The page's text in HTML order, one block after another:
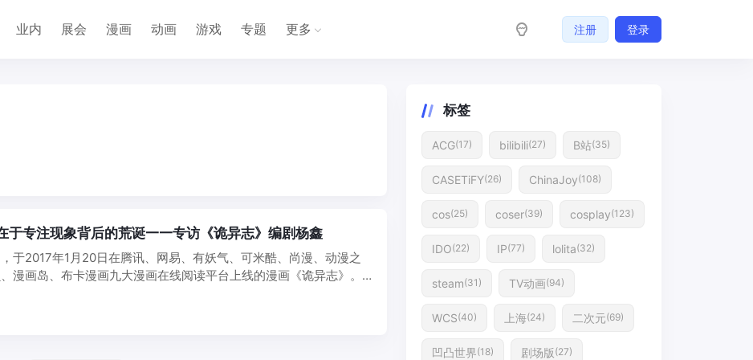
业内 展会 漫画 动画 游戏 专题 更多 注册 登录
于专注现象背后的荒诞——专访《诡异志》编剧杨鑫
于2017年1月20日在腾讯、网易、有妖气、可米酷、尚漫、动漫之
漫画岛、布卡漫画九大漫画在线阅读平台上线的漫画《诡异志》。
标签
ACG(17) bilibili(27) B站(35)
CASETiFY(26) ChinaJoy(108)
cos(25) coser(39) cosplay(123)
IDO(22) IP(77) lolita(32)
steam(31) TV动画(94)
WCS(40) 上海(24) 二次元(69)
凹凸世界(18) 剧场版(27)